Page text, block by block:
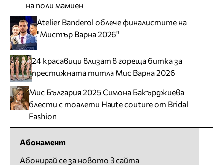
на поли мамиен
Atelier Banderol облече финалистите на
"Мистър Варна 2026"
24 красавици влизат в гореща битка за
престижната титла Мис Варна 2026
Мис България 2025 Симона Бакърджиева
блести с тоалети Haute couture от Bridal
Fashion
Абонамент
Абонирай се за новото в сайта